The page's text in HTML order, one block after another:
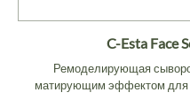
C-Esta Face
Ремоделирующая
матирующим эффектом для